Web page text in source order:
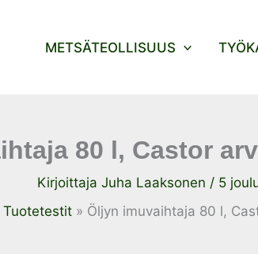
METSÄTEOLLISUUS
80 l, Castor
Kirjoittaja Juha Laaksonen / 5
Tuotetestit Öljyn imuvaihtaja 80 l,